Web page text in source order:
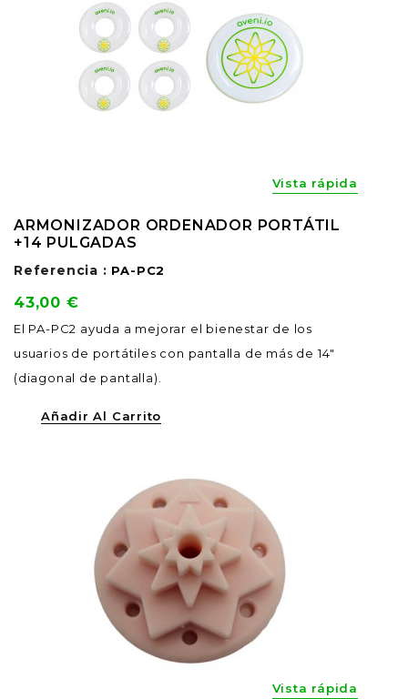
Vista rápida
ARMONIZADOR ORDENADOR PORTÁTIL
+14 PULGADAS
Referencia : PA-PC2
Precio
43,00 €
El PA-PC2 ayuda a mejorar el bienestar de los
usuarios de portátiles con pantalla de más de 14"
(diagonal de pantalla).
Añadir Al Carrito
Vista rápida